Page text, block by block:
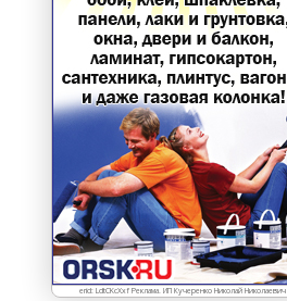
erid: LdtCKcXxf Реклама. ИП Кучеренко Николай Николаевич